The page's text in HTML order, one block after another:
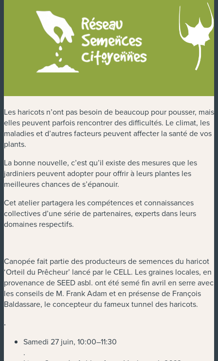
Les haricots n’ont pas besoin de beaucoup pour pousser, mais
elles peuvent parfois rencontrer des difficultés. Le climat, les
maladies et d’autres facteurs peuvent affecter la santé de vos
plants.
La bonne nouvelle, c’est qu’il existe des mesures que les
jardiniers peuvent adopter pour offrir à leurs plantes les
meilleures chances de s’épanouir.
Cet atelier partagera les compétences et connaissances
collectives d’une série de partenaires, experts dans leurs
domaines respectifs.
Canopée fait partie des producteurs de semences du haricot
‘Orteil du Prêcheur’ lancé par le CELL. Les graines locales, en
provenance de SEED asbl. ont été semé fin avril en serre avec
les conseils de M. Frank Adam et en présense de François
Baldassare, le concepteur du fameux tunnel des haricots.
.
Samedi 27 juin, 10:00–11:30
.